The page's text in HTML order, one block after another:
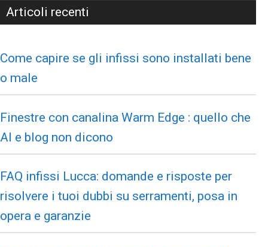
Articoli recenti
Come capire se gli infissi sono installati bene
o male
Finestre con canalina Warm Edge : quello che
AI e blog non dicono
FAQ infissi Lucca: domande e risposte per
risolvere i tuoi dubbi su serramenti, posa in
opera e garanzie